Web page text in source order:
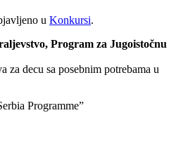
u Konkursi.
Program za Jugoistočnu
za decu sa posebnim potrebama u
Programme”